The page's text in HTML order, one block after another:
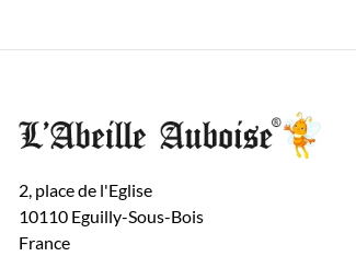
2, place de l'Eglise
10110 Eguilly-Sous-Bois
France